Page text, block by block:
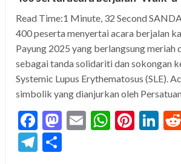
Read Time:1 Minute, 32 Second
400 peserta menyertai acara berjalan
Payung 2025 yang berlangsung meriah
sebagai tanda solidariti dan sokongan
Systemic Lupus Erythematosus (SLE).
simbolik yang dianjurkan oleh
Facebook
Mastodon
Email
Telegram